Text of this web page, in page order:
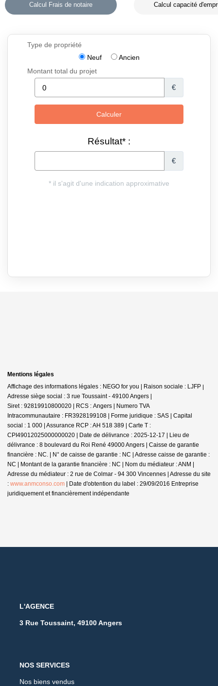
Calcul Frais de notaire Calcul capacité
Mentions légales
Affichage des informations légales : NEGO for you | Raison sociale : LJFP |
Adresse siège social : 3 rue Toussaint - 49100 Angers |
Siret : 92819910800020 | RCS : Angers | Numero TVA
Intracommunautaire : FR3928199108 | Forme juridique : SAS | Capital
social : 1 000 | Assurance RCP : AH 518 389 | Carte T :
CPI49012025000000020 | Date de délivrance : 2025-12-17 | Lieu de
délivrance : 8 boulevard du Roi René 49000 Angers | Caisse de garantie
financière : NC. | N° de caisse de garantie : NC | Adresse caisse de garantie :
NC | Montant de la garantie financière : NC | Nom du médiateur : ANM |
Adresse du médiateur : 2 rue de Colmar - 94 300 Vincennes | Adresse du site
: www.anmconso.com | Date d'obtention du label : 29/09/2016 Entreprise
juridiquement et financièrement indépendante
L'AGENCE
3 Rue Toussaint, 49100 Angers
NOS SERVICES
Nos biens vendus